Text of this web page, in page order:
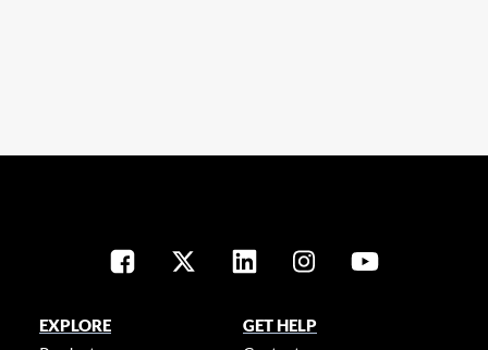
EXPLORE
GET HELP